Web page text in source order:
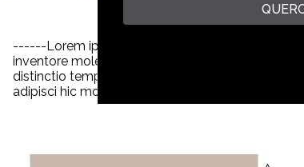
------Lorem ipsum dolor sit amet consectetur,
inventore molestiae quia voluptates officiis
distinctio tempora veniam quia quisquam
adipisci hic molestiae, amet quibusdam